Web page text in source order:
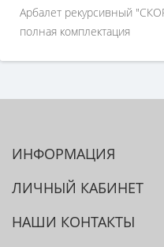
Арбалет рекурсивный
полная комплектация
ИНФОРМАЦИЯ
ЛИЧНЫЙ КАБИНЕТ
НАШИ КОНТАКТЫ